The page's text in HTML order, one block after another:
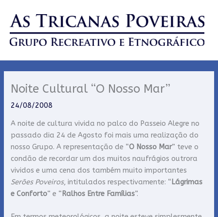
content
Noite Cultural “O Nosso Mar”
24/08/2008
A noite de cultura vivida no palco do Passeio Alegre no
passado dia 24 de Agosto foi mais uma realização do
nosso Grupo. A representação de “O Nosso Mar” teve o
condão de recordar um dos muitos naufrágios outrora
vividos e uma cena dos também muito importantes
Serões Poveiros, intitulados respectivamente: “ Lágrimas
e Conforto“ e “ Ralhos Entre Famílias”.